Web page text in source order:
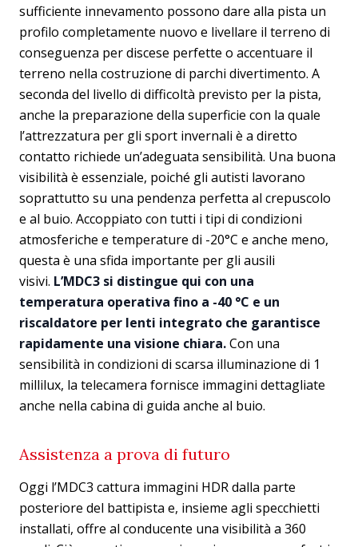
sufficiente innevamento possono dare alla pista un
profilo completamente nuovo e livellare il terreno di
conseguenza per discese perfette o accentuare il
terreno nella costruzione di parchi divertimento. A
seconda del livello di difficoltà previsto per la pista,
anche la preparazione della superficie con la quale
l’attrezzatura per gli sport invernali è a diretto
contatto richiede un’adeguata sensibilità. Una buona
visibilità è essenziale, poiché gli autisti lavorano
soprattutto su una pendenza perfetta al crepuscolo
e al buio. Accoppiato con tutti i tipi di condizioni
atmosferiche e temperature di -20°C e anche meno,
questa è una sfida importante per gli ausili
visivi. L’MDC3 si distingue qui con una
temperatura operativa fino a -40 °C e un
riscaldatore per lenti integrato che garantisce
rapidamente una visione chiara.Con una
sensibilità in condizioni di scarsa illuminazione di 1
millilux, la telecamera fornisce immagini dettagliate
anche nella cabina di guida anche al buio.
Assistenza a prova di futuro
Oggi l’MDC3 cattura immagini HDR dalla parte
posteriore del battipista e, insieme agli specchietti
installati, offre al conducente una visibilità a 360